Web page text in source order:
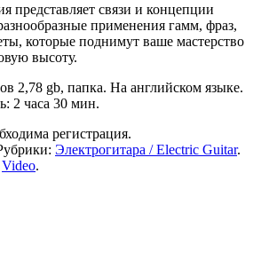
представляет связи и концепции
применения гамм, фраз,
которые поднимут ваше мастерство
высоту.
2,78 gb, папка. На английском языке.
2 часа 30 мин.
регистрация.
Электрогитара / Electric Guitar.
Video.